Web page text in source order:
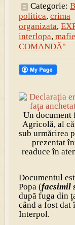
Categorie:
politica, crima
organizata,
interlopa,
COMANDĂ"
Un document
Agricolă, al
sub urmărirea
prezentat
readuce în
Documentul
Popa (facsimil
după fuga din
când a fost
Interpol.